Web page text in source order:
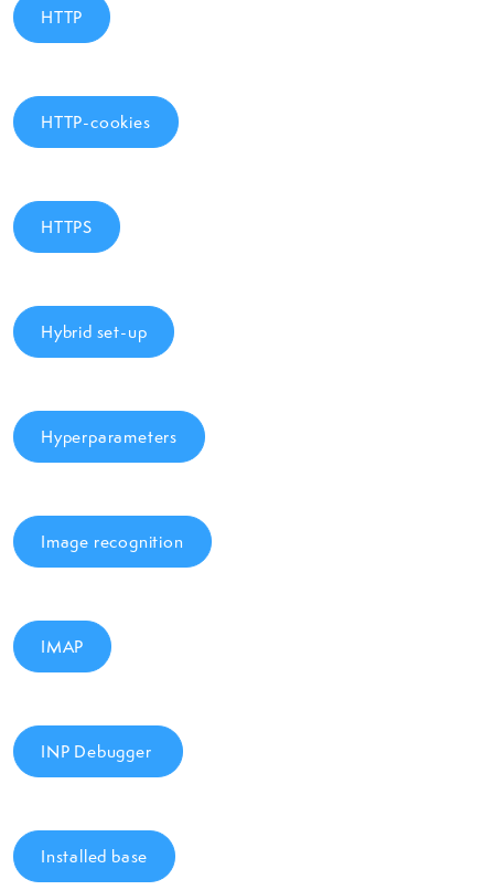
HTTP
HTTP-cookies
HTTPS
Hybrid set-up
Hyperparameters
Image recognition
IMAP
INP Debugger
Installed base